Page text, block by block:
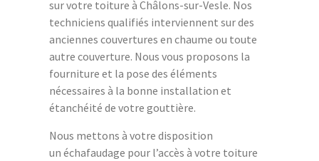
sur votre toiture à Châlons-sur-Vesle. Nos
techniciens qualifiés interviennent sur des
anciennes couvertures en chaume ou toute
autre couverture. Nous vous proposons la
fourniture et la pose des éléments
nécessaires à la bonne installation et
étanchéité de votre gouttière.
Nous mettons à votre disposition
un échafaudage pour l’accès à votre toiture